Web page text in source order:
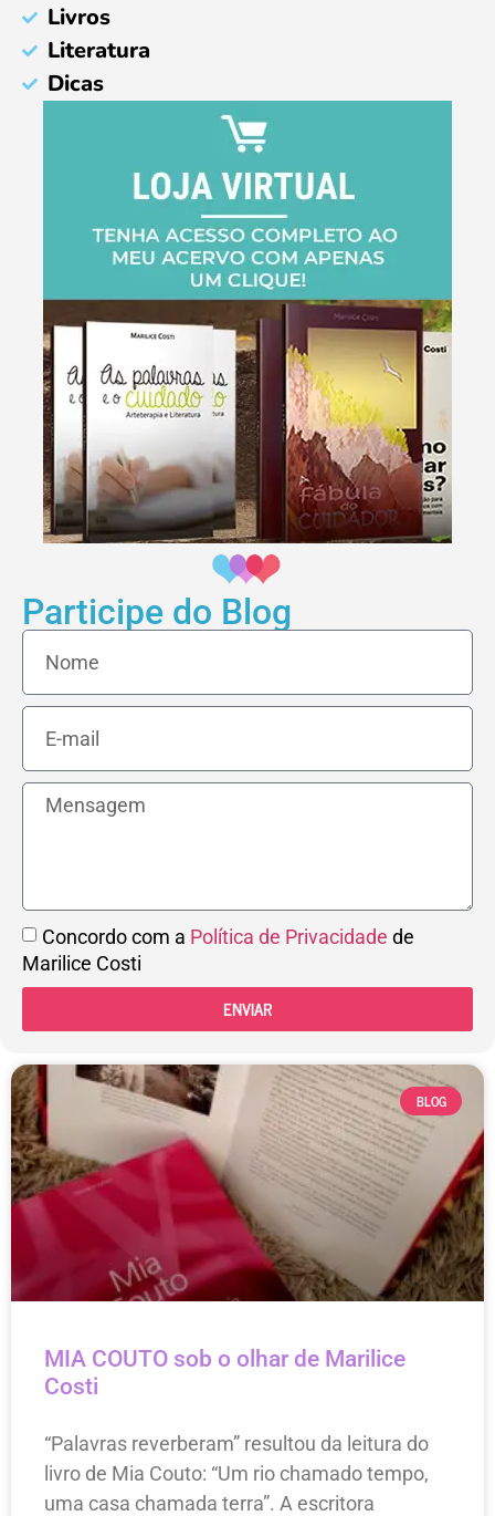
Livros
Literatura
Dicas
Participe do Blog
Concordo com a Política de Privacidade de
Marilice Costi
ENVIAR
BLOG
MIA COUTO sob o olhar de Marilice
Costi
“Palavras reverberam” resultou da leitura do
livro de Mia Couto: “Um rio chamado tempo,
uma casa chamada terra”. A escritora